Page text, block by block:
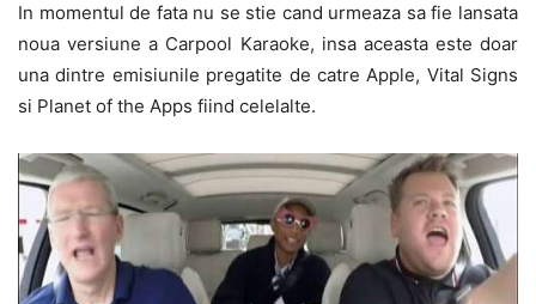
In momentul de fata nu se stie cand urmeaza sa fie lansata
noua versiune a Carpool Karaoke, insa aceasta este doar
una dintre emisiunile pregatite de catre Apple, Vital Signs
si Planet of the Apps fiind celelalte.